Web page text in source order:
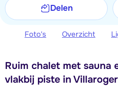
Delen
Foto's Overzicht
Ruim chalet met sauna
vlakbij piste in Villaroger